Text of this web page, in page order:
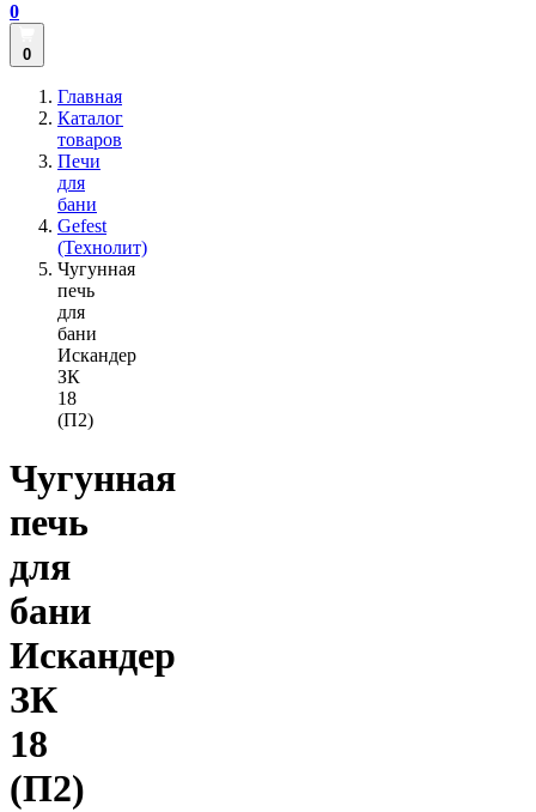
0
0
Главная
Каталог
товаров
Печи
для
бани
Gefest
(Технолит)
Чугунная
печь
для
бани
Искандер
ЗК
18
(П2)
Чугунная
печь
для
бани
Искандер
ЗК
18
(П2)